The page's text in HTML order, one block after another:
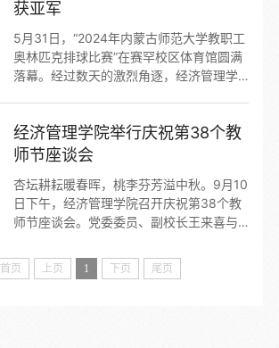
对过去一年大家的辛勤付出给予高度肯
定，并展望新一年携手共进的美好愿景，
赢得阵阵热烈掌声。联欢会上，趣味游戏
环...
获亚军
5月31日，“2024年内蒙古师范大学教职工
奥林匹克排球比赛”在赛罕校区体育馆圆满
落幕。经过数天的激烈角逐，经济管理学
丰富教职工的课余生活，增强各学院之间
的交流与合作。比赛吸引了全校23个学院
上各显风采。经济管理学院与设计学院联
队在比赛中展现了高度的团队合作和坚韧
的拼搏精神。比赛伊始，他们便以默契...
经济管理学院举行庆祝第38个教
师节座谈会
杏坛耕耘暖春晖，桃李芬芳溢中秋。9月10
日下午，经济管理学院召开庆祝第38个教
师节座谈会。党委委员、副校长王来喜与
谈为师之道、共话事业发展。学院领导班
子成员与全体教师参加座谈会。会议由智
首页 上页 1 下页 尾页